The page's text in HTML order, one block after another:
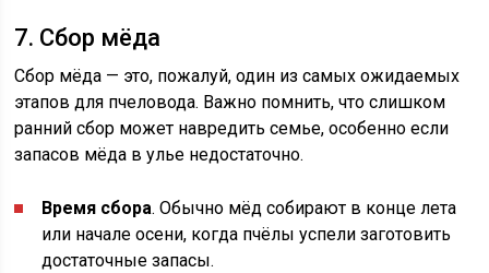
7. Сбор мёда
Сбор мёда — это, пожалуй, один из самых ожидаемых
этапов для пчеловода. Важно помнить, что слишком
ранний сбор может навредить семье, особенно если
запасов мёда в улье недостаточно.
Время сбора. Обычно мёд собирают в конце лета
или начале осени, когда пчёлы успели заготовить
достаточные запасы.